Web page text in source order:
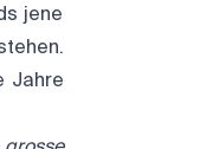
jene
Jahre